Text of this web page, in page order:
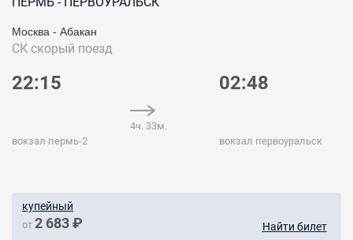
Москва - Абакан
СК скорый поезд
22:15
вокзал пермь-2
4ч. 33м.
02:48
вокзал первоуральск
купейный
от 2 683 ₽ Найти билет